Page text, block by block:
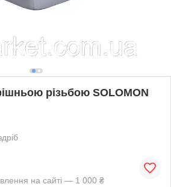
різьбою SOLOMON
на сайті — 1 000 ₴